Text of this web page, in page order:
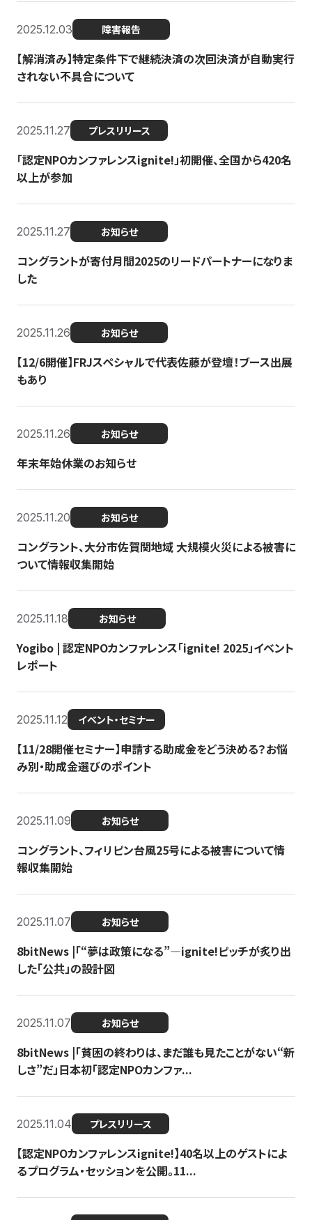
2025.12.03 障害報告
【解消済み】特定条件下で継続決済の次回決済が自動実行
されない不具合について
2025.11.27 プレスリリース
「認定NPOカンファレンスignite!」初開催、全国から420名
以上が参加
2025.11.27 お知らせ
コングラントが寄付月間2025のリードパートナーになりま
した
2025.11.26 お知らせ
【12/6開催】FRJスペシャルで代表佐藤が登壇！ブース出展
もあり
2025.11.26 お知らせ
年末年始休業のお知らせ
2025.11.20 お知らせ
コングラント、大分市佐賀関地域 大規模火災による被害に
ついて情報収集開始
2025.11.18 お知らせ
Yogibo | 認定NPOカンファレンス「ignite! 2025」イベント
レポート
2025.11.12 イベント・セミナー
【11/28開催セミナー】申請する助成金をどう決める？お悩
み別・助成金選びのポイント
2025.11.09 お知らせ
コングラント、フィリピン台風25号による被害について情
報収集開始
2025.11.07 お知らせ
8bitNews |「“夢は政策になる”—ignite!ピッチが炙り出
した「公共」の設計図
2025.11.07 お知らせ
8bitNews |「貧困の終わりは、まだ誰も見たことがない“新
しさ”だ」日本初「認定NPOカンファ...
2025.11.04 プレスリリース
【認定NPOカンファレンスignite!】40名以上のゲストによ
るプログラム・セッションを公開。11...